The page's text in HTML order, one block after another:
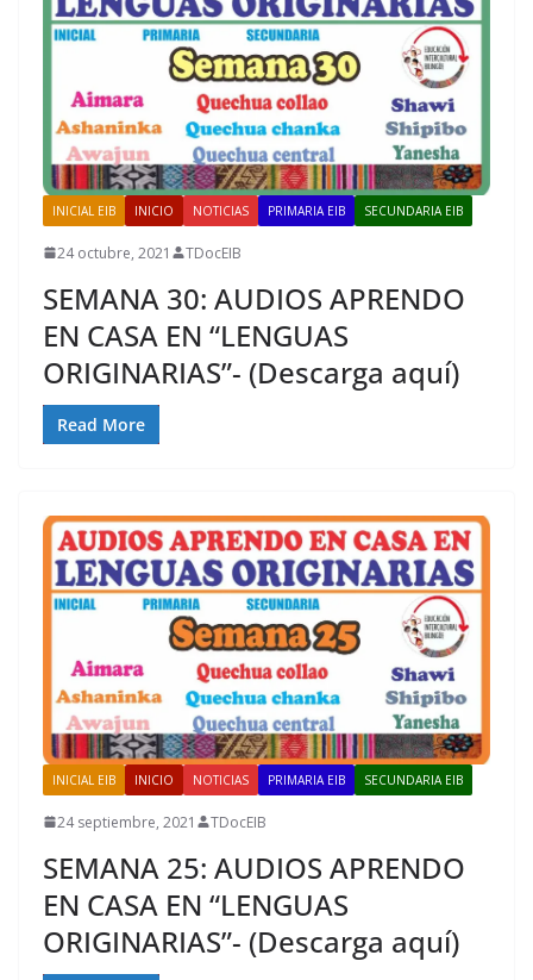
INICIAL EIB INICIO NOTICIAS PRIMARIA EIB SECUNDARIA EIB
24 octubre, 2021 TDocEIB
SEMANA 30: AUDIOS APRENDO
EN CASA EN “LENGUAS
ORIGINARIAS”- (Descarga aquí)
Read More
INICIAL EIB INICIO NOTICIAS PRIMARIA EIB SECUNDARIA EIB
24 septiembre, 2021 TDocEIB
SEMANA 25: AUDIOS APRENDO
EN CASA EN “LENGUAS
ORIGINARIAS”- (Descarga aquí)